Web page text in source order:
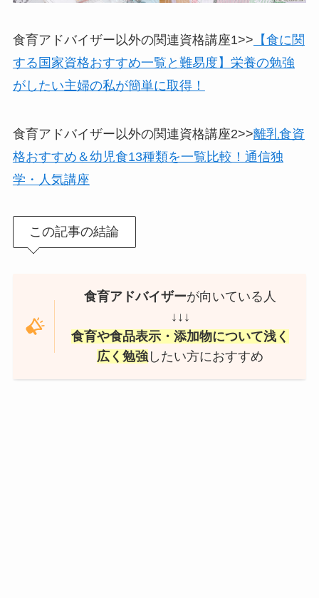
食育アドバイザー以外の関連資格講座1>> 【食に関
する国家資格おすすめ一覧と難易度】栄養の勉強
がしたい主婦の私が簡単に取得！
食育アドバイザー以外の関連資格講座2>>離乳食資
格おすすめ＆幼児食13種類を一覧比較！通信独
学・人気講座
この記事の結論
食育アドバイザーが向いている人
↓↓↓
食育や食品表示・添加物について浅く
広く勉強 したい方におすすめ